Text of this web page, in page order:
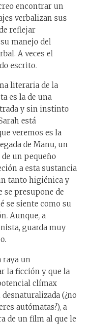
encontrar un
verbalizan sus
reflejar
manejo del
A veces el
escrito.
literaria de la
es la de una
y sin instinto
está
veremos es la
de Manu, un
un pequeño
a esta sustancia
tanto higiénica y
se presupone de
se siente como su
Aunque, a
guarda muy
raya un
la ficción y que la
clímax
(¿no
autómatas?), a
de un film al que le